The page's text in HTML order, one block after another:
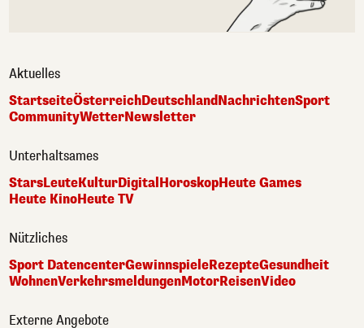
Aktuelles
StartseiteÖsterreichDeutschlandNachrichtenSport
CommunityWetterNewsletter
Unterhaltsames
StarsLeuteKulturDigital HoroskopHeute Games
Heute KinoHeute TV
Nützliches
Sport DatencenterGewinnspieleRezepteGesundheit
WohnenVerkehrsmeldungenMotorReisenVideo
Externe Angebote